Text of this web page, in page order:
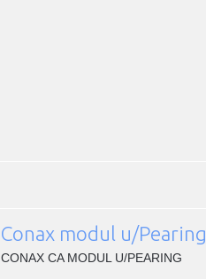
Conax modul u/Pearing
CONAX CA MODUL U/PEARING